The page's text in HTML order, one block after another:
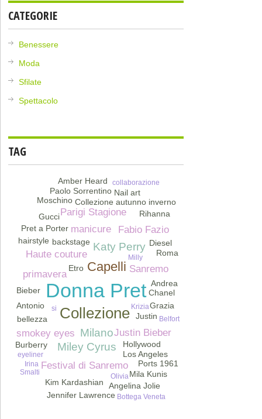
CATEGORIE
Benessere
Moda
Sfilate
Spettacolo
TAG
Donna Pret
Collezione
Capelli
Milano
Katy Perry
Miley Cyrus
Haute couture
manicure
Festival di Sanremo
primavera
Justin Bieber
Sanremo
Fabio Fazio
Parigi Stagione
smokey eyes
backstage
Kim Kardashian
Justin
Pret a Porter
Los Angeles
Antonio
bellezza
Chanel
Collezione autunno inverno
Hollywood
Jennifer Lawrence
Paolo Sorrentino
Rihanna
Amber Heard
Angelina Jolie
Burberry
hairstyle
Mila Kunis
Moschino
Nail art
Andrea
Bieber
Diesel
Etro
Grazia
Gucci
Ports 1961
Roma
Belfort
Bottega Veneta
collaborazione
eyeliner
si
Smalti
Irina
Krizia
Milly
Olivia